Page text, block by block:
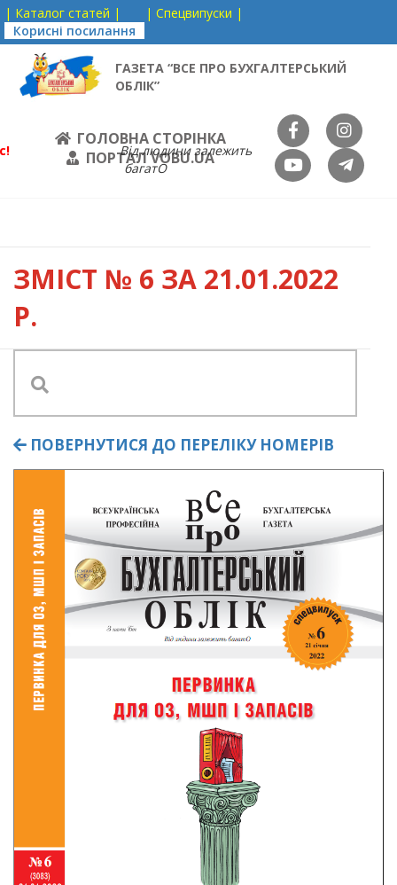
| Каталог статей |
| Спецвипуски |
Корисні посилання
ГАЗЕТА “ВСЕ ПРО БУХГАЛТЕРСЬКИЙ
ОБЛІК”
ГОЛОВНА СТОРІНКА
ПОРТАЛ VOBU.UA
Від людини залежить
багатО
ЗМІСТ № 6 ЗА 21.01.2022
Р.
ПОВЕРНУТИСЯ ДО ПЕРЕЛІКУ НОМЕРІВ